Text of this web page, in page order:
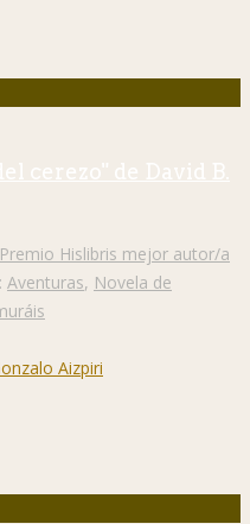
cerezo" de David B.
Premio Hislibris mejor autor/a
Aventuras, Novela de